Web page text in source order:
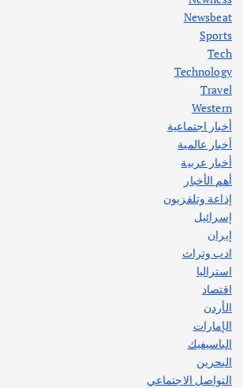
أهم الأخبار
اختتام ورشة السينوغرافيا في مدينة كلباء
أغسطس 3, 2026
Newsbeat
Sports
Tech
Technology
Travel
Western
أخبار اجتماعية
أخبار عالمية
أخبار عربية
أهم الأخبار
إذاعة وتلفزيون
إسرائيل
إيران
ادب وتراث
استراليا
اقتصاد
الأردن
الإمارات
الباسيفيك
البحرين
التواصل الاجتماعي